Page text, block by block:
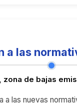
a las
zona de bajas
a las nuevas